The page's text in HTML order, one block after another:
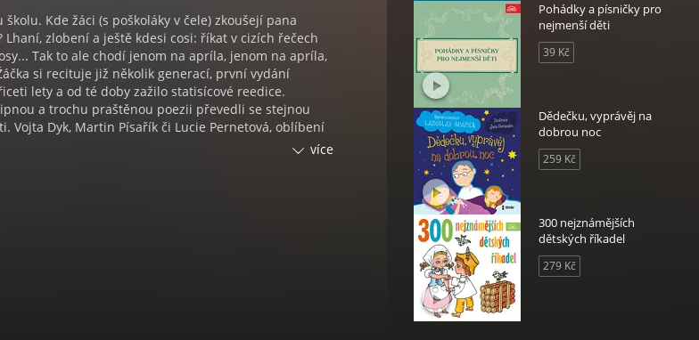
Kde žáci (s poškoláky v čele) zkoušejí pana
zlobení a ještě kdesi cosi: říkat v cizích řečech
Tak to ale chodí jenom na apríla, jenom na apríla,
si recituje již několik generací, první vydání
lety a od té doby zažilo statisícové reedice.
a trochu praštěnou poezii převedli se stejnou
Vojta Dyk, Martin Písařík či Lucie Pernetová, oblíbení
jako by čekali na příležitost si nonsens básničekvíce
Pohádky a písničky pro
nejmenší děti
39 Kč
Dědečku, vyprávěj na
dobrou noc
259 Kč
300 nejznámějších
dětských říkadel
279 Kč